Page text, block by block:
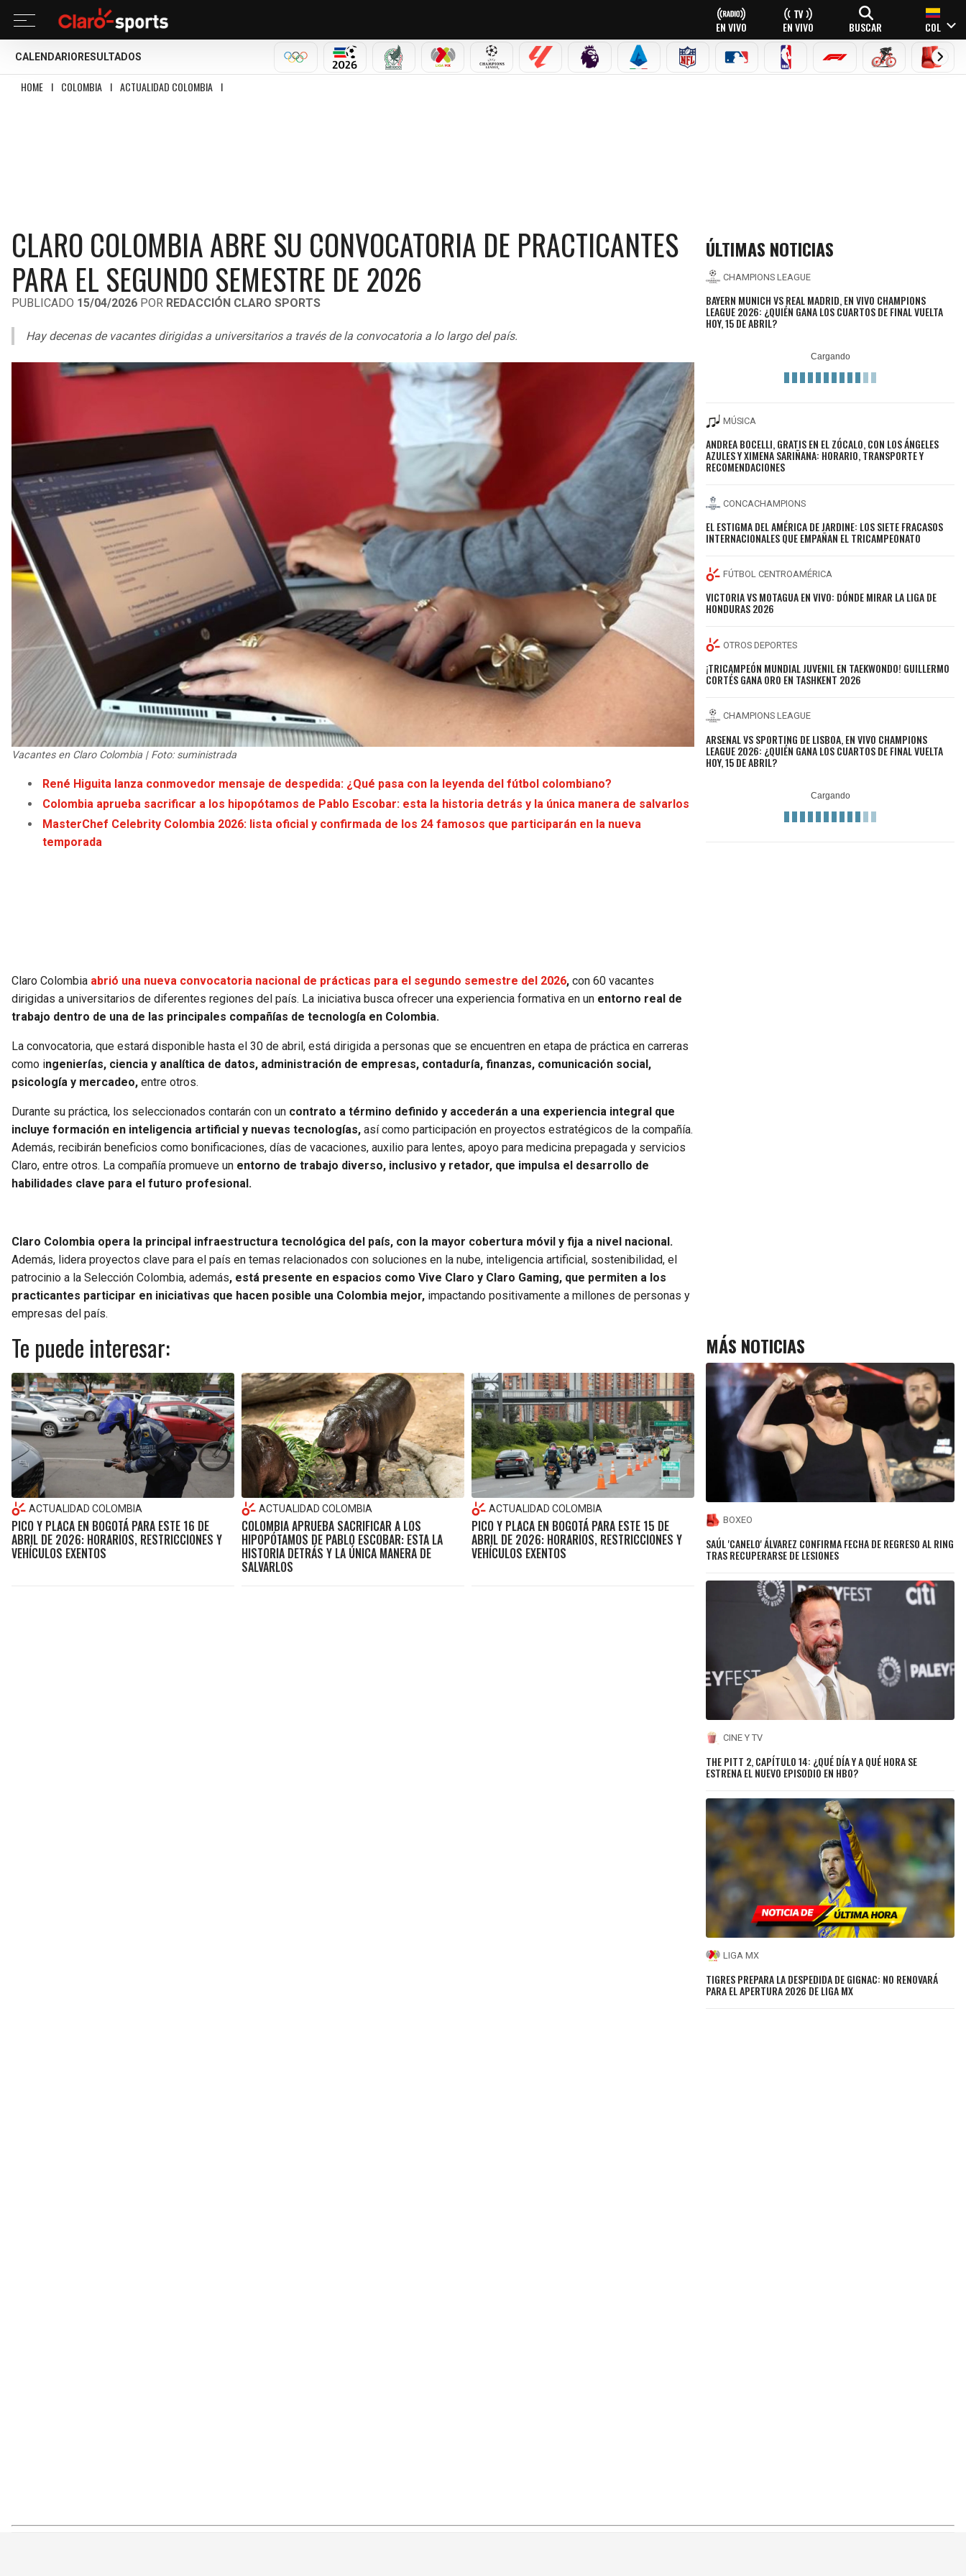
EN VIVO EN VIVO BUSCAR COL
CALENDARIO RESULTADOS
OLÍMPICOSMUNDIAL 2026SELECCIÓN MEXICANA
LIGA MX CHAMPIONS LEAGUE
LALIGA PREMIER LEAGUE
SERIE A NFL MLB NBA FÓRMULA 1CICLISMOBOXEO
HOME I COLOMBIA I ACTUALIDAD COLOMBIA I
CLARO COLOMBIA ABRE SU CONVOCATORIA DE PRACTICANTES
PARA EL SEGUNDO SEMESTRE DE 2026
PUBLICADO 15/04/2026 POR REDACCIÓN CLARO SPORTS
Hay decenas de vacantes dirigidas a universitarios a través de la convocatoria a lo largo del país.
Vacantes en Claro Colombia | Foto: suministrada
René Higuita lanza conmovedor mensaje de despedida: ¿Qué pasa con la leyenda del fútbol colombiano?
Colombia aprueba sacrificar a los hipopótamos de Pablo Escobar: esta la historia detrás y la única manera de salvarlos
MasterChef Celebrity Colombia 2026: lista oficial y confirmada de los 24 famosos que participarán en la nueva
temporada
Claro Colombia abrió una nueva convocatoria nacional de prácticas para el segundo semestre del 2026, con 60 vacantes
dirigidas a universitarios de diferentes regiones del país. La iniciativa busca ofrecer una experiencia formativa en un entorno real de
trabajo dentro de una de las principales compañías de tecnología en Colombia.
La convocatoria, que estará disponible hasta el 30 de abril, está dirigida a personas que se encuentren en etapa de práctica en carreras
como ingenierías, ciencia y analítica de datos, administración de empresas, contaduría, finanzas, comunicación social,
psicología y mercadeo, entre otros.
Durante su práctica, los seleccionados contarán con un contrato a término definido y accederán a una experiencia integral que
incluye formación en inteligencia artificial y nuevas tecnologías, así como participación en proyectos estratégicos de la compañía.
Además, recibirán beneficios como bonificaciones, días de vacaciones, auxilio para lentes, apoyo para medicina prepagada y servicios
Claro, entre otros. La compañía promueve un entorno de trabajo diverso, inclusivo y retador, que impulsa el desarrollo de
habilidades clave para el futuro profesional.
Claro Colombia opera la principal infraestructura tecnológica del país, con la mayor cobertura móvil y fija a nivel nacional.
Además, lidera proyectos clave para el país en temas relacionados con soluciones en la nube, inteligencia artificial, sostenibilidad, el
patrocinio a la Selección Colombia, además, está presente en espacios como Vive Claro y Claro Gaming, que permiten a los
practicantes participar en iniciativas que hacen posible una Colombia mejor, impactando positivamente a millones de personas y
empresas del país.
Te puede interesar:
ACTUALIDAD COLOMBIA
PICO Y PLACA EN BOGOTÁ PARA ESTE 16 DE
ABRIL DE 2026: HORARIOS, RESTRICCIONES Y
VEHÍCULOS EXENTOS
ACTUALIDAD COLOMBIA
COLOMBIA APRUEBA SACRIFICAR A LOS
HIPOPÓTAMOS DE PABLO ESCOBAR: ESTA LA
HISTORIA DETRÁS Y LA ÚNICA MANERA DE
SALVARLOS
ACTUALIDAD COLOMBIA
PICO Y PLACA EN BOGOTÁ PARA ESTE 15 DE
ABRIL DE 2026: HORARIOS, RESTRICCIONES Y
VEHÍCULOS EXENTOS
ÚLTIMAS NOTICIAS
CHAMPIONS LEAGUE
BAYERN MUNICH VS REAL MADRID, EN VIVO CHAMPIONS
LEAGUE 2026: ¿QUIÉN GANA LOS CUARTOS DE FINAL VUELTA
HOY, 15 DE ABRIL?
MÚSICA
ANDREA BOCELLI, GRATIS EN EL ZÓCALO, CON LOS ÁNGELES
AZULES Y XIMENA SARIÑANA: HORARIO, TRANSPORTE Y
RECOMENDACIONES
CONCACHAMPIONS
EL ESTIGMA DEL AMÉRICA DE JARDINE: LOS SIETE FRACASOS
INTERNACIONALES QUE EMPAÑAN EL TRICAMPEONATO
FÚTBOL CENTROAMÉRICA
VICTORIA VS MOTAGUA EN VIVO: DÓNDE MIRAR LA LIGA DE
HONDURAS 2026
OTROS DEPORTES
¡TRICAMPEÓN MUNDIAL JUVENIL EN TAEKWONDO! GUILLERMO
CORTÉS GANA ORO EN TASHKENT 2026
CHAMPIONS LEAGUE
ARSENAL VS SPORTING DE LISBOA, EN VIVO CHAMPIONS
LEAGUE 2026: ¿QUIÉN GANA LOS CUARTOS DE FINAL VUELTA
HOY, 15 DE ABRIL?
MÁS NOTICIAS
BOXEO
SAÚL 'CANELO' ÁLVAREZ CONFIRMA FECHA DE REGRESO AL RING
TRAS RECUPERARSE DE LESIONES
CINE Y TV
THE PITT 2, CAPÍTULO 14: ¿QUÉ DÍA Y A QUÉ HORA SE
ESTRENA EL NUEVO EPISODIO EN HBO?
LIGA MX
TIGRES PREPARA LA DESPEDIDA DE GIGNAC: NO RENOVARÁ
PARA EL APERTURA 2026 DE LIGA MX